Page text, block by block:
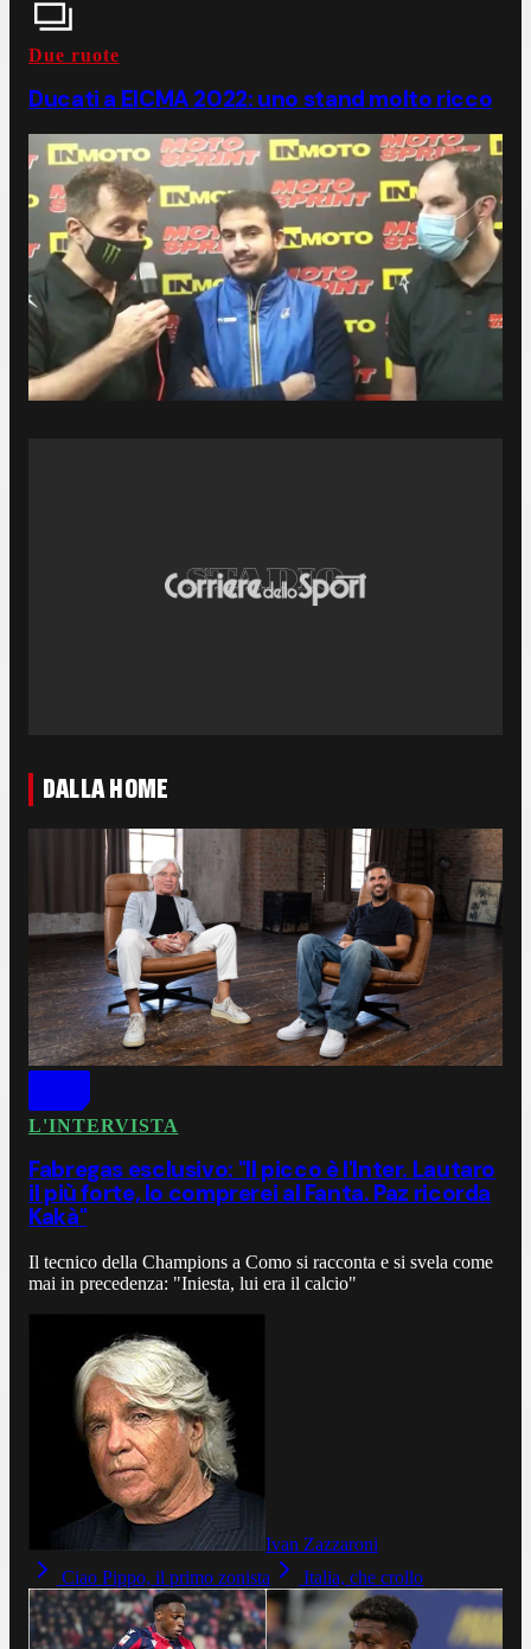
Due ruote
Ducati a EICMA 2022: uno stand molto ricco
DALLA HOME
L'INTERVISTA
Fabregas esclusivo: "Il picco è l'Inter. Lautaro
il più forte, lo comprerei al Fanta. Paz ricorda
Kakà"
Il tecnico della Champions a Como si racconta e si svela come
mai in precedenza: "Iniesta, lui era il calcio"
Ivan Zazzaroni
Ciao Pippo, il primo zonista
Italia, che crollo